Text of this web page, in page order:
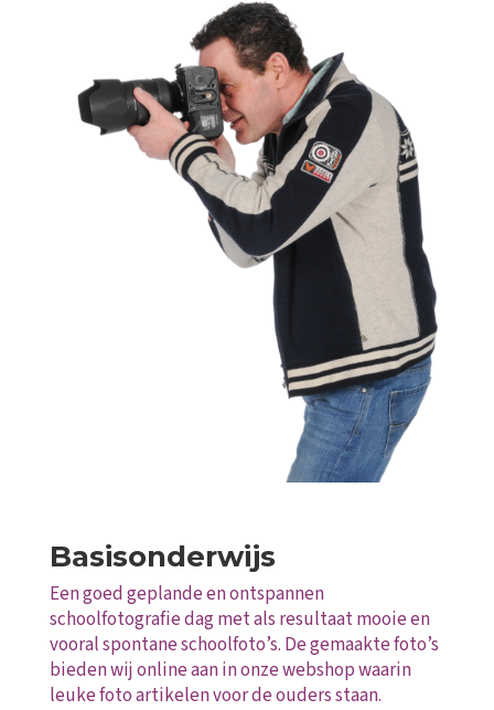
Basisonderwijs
Een goed geplande en ontspannen
schoolfotografie dag met als resultaat mooie en
vooral spontane schoolfoto’s. De gemaakte foto’s
bieden wij online aan in onze webshop waarin
leuke foto artikelen voor de ouders staan.